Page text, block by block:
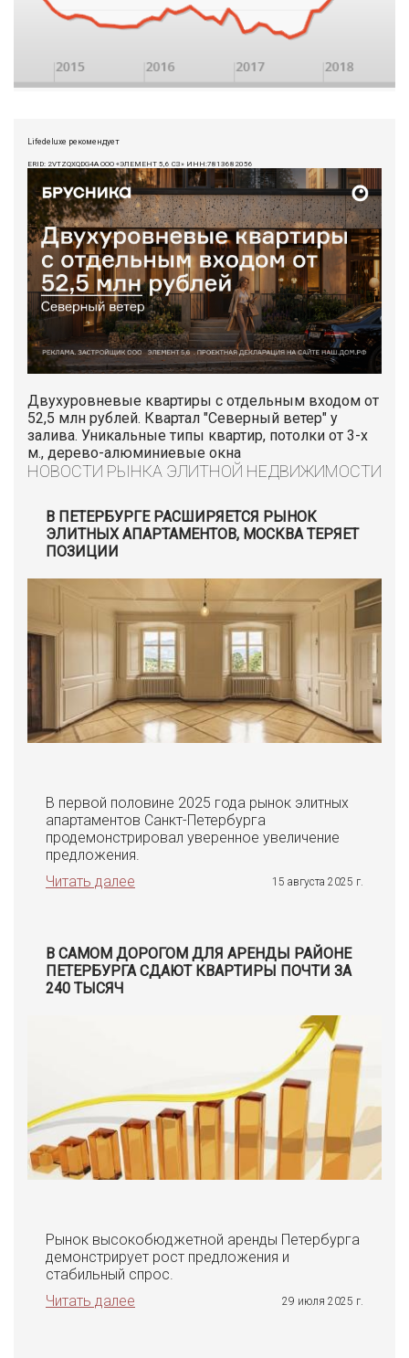
Lifedeluxe рекомендует
ERID: 2VTZQXQDG4A ООО «ЭЛЕМЕНТ 5,6 СЗ» ИНН:7813682056
Двухуровневые квартиры с отдельным входом от
52,5 млн рублей. Квартал "Северный ветер" у
залива. Уникальные типы квартир, потолки от 3-х
м., дерево-алюминиевые окна
НОВОСТИ РЫНКА ЭЛИТНОЙ НЕДВИЖИМОСТИ
В ПЕТЕРБУРГЕ РАСШИРЯЕТСЯ РЫНОК
ЭЛИТНЫХ АПАРТАМЕНТОВ, МОСКВА ТЕРЯЕТ
ПОЗИЦИИ
В первой половине 2025 года рынок элитных
апартаментов Санкт-Петербурга
продемонстрировал уверенное увеличение
предложения.
Читать далее
15 августа 2025 г.
В САМОМ ДОРОГОМ ДЛЯ АРЕНДЫ РАЙОНЕ
ПЕТЕРБУРГА СДАЮТ КВАРТИРЫ ПОЧТИ ЗА
240 ТЫСЯЧ
Рынок высокобюджетной аренды Петербурга
демонстрирует рост предложения и
стабильный спрос.
Читать далее
29 июля 2025 г.